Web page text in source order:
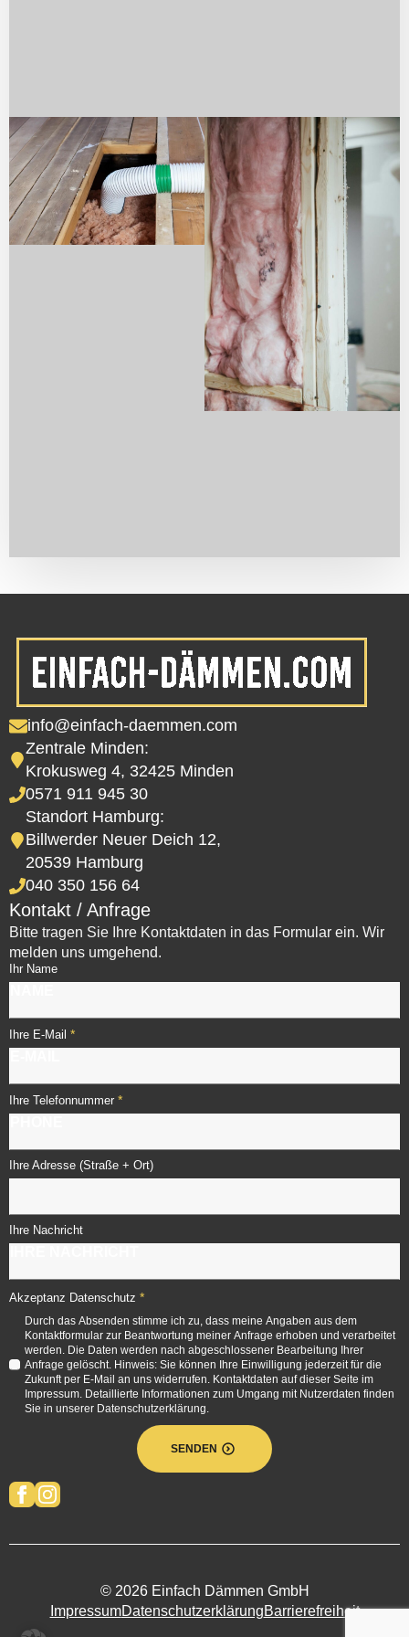
info@einfach-daemmen.com
Zentrale Minden:
Krokusweg 4, 32425 Minden
0571 911 945 30
Standort Hamburg:
Billwerder Neuer Deich 12,
20539 Hamburg
040 350 156 64
Kontakt / Anfrage
Bitte tragen Sie Ihre Kontaktdaten in das Formular ein. Wir
melden uns umgehend.
Ihr Name
Ihre E-Mail *
Ihre Telefonnummer *
Ihre Adresse (Straße + Ort)
Ihre Nachricht
Akzeptanz Datenschutz *
Durch das Absenden stimme ich zu, dass meine Angaben aus dem
Kontaktformular zur Beantwortung meiner Anfrage erhoben und verarbeitet
werden. Die Daten werden nach abgeschlossener Bearbeitung Ihrer
Anfrage gelöscht. Hinweis: Sie können Ihre Einwilligung jederzeit für die
Zukunft per E-Mail an uns widerrufen. Kontaktdaten auf dieser Seite im
Impressum. Detaillierte Informationen zum Umgang mit Nutzerdaten finden
Sie in unserer Datenschutzerklärung.
SENDEN
© 2026 Einfach Dämmen GmbH
ImpressumDatenschutzerklärungBarrierefreiheit